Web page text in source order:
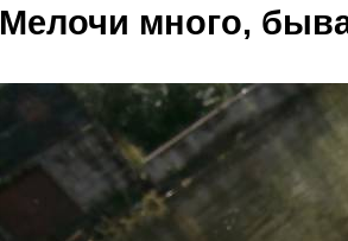
Мелочи много,